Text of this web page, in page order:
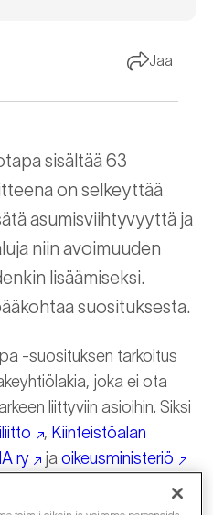
Jaa
sisältää 63
on selkeyttää
asumisviihtyvyyttä ja
niin avoimuuden
lisäämiseksi.
suosituksesta.
-suosituksen tarkoitus
joka ei ota
liittyviin asioihin. Siksi
, Kiinteistöalan
ry
jaoikeusministeriö
suositukset. Nämä
paitsi täydentävät